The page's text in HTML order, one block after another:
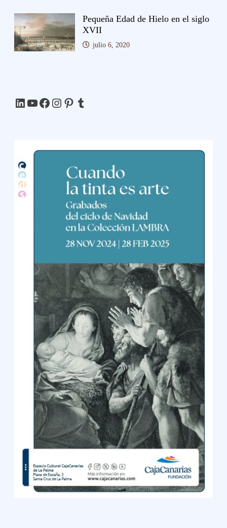
Pequeña Edad de Hielo en el siglo
XVII
julio 6, 2020
LinkedIn
YouTube
Facebook
Instagram
Pinterest
Tumblr